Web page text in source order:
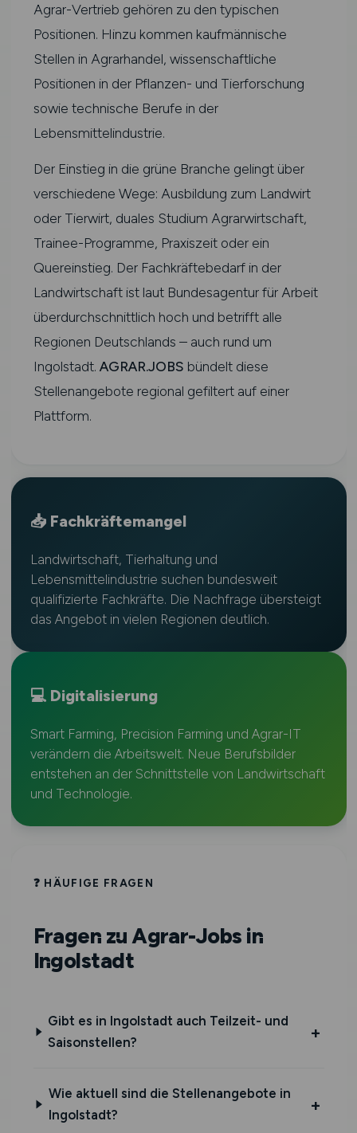
Agrar-Vertrieb gehören zu den typischen
Positionen. Hinzu kommen kaufmännische
Stellen in Agrarhandel, wissenschaftliche
Positionen in der Pflanzen- und Tierforschung
sowie technische Berufe in der
Lebensmittelindustrie.
Der Einstieg in die grüne Branche gelingt über
verschiedene Wege: Ausbildung zum Landwirt
oder Tierwirt, duales Studium Agrarwirtschaft,
Trainee-Programme, Praxiszeit oder ein
Quereinstieg. Der Fachkräftebedarf in der
Landwirtschaft ist laut Bundesagentur für Arbeit
überdurchschnittlich hoch und betrifft alle
Regionen Deutschlands – auch rund um
Ingolstadt. AGRAR.JOBS bündelt diese
Stellenangebote regional gefiltert auf einer
Plattform.
📥 Fachkräftemangel
Landwirtschaft, Tierhaltung und
Lebensmittelindustrie suchen bundesweit
qualifizierte Fachkräfte. Die Nachfrage übersteigt
das Angebot in vielen Regionen deutlich.
💻 Digitalisierung
Smart Farming, Precision Farming und Agrar-IT
verändern die Arbeitswelt. Neue Berufsbilder
entstehen an der Schnittstelle von Landwirtschaft
und Technologie.
❓ HÄUFIGE FRAGEN
Fragen zu Agrar-Jobs in
Ingolstadt
Gibt es in Ingolstadt auch Teilzeit- und
Saisonstellen?
Wie aktuell sind die Stellenangebote in
Ingolstadt?